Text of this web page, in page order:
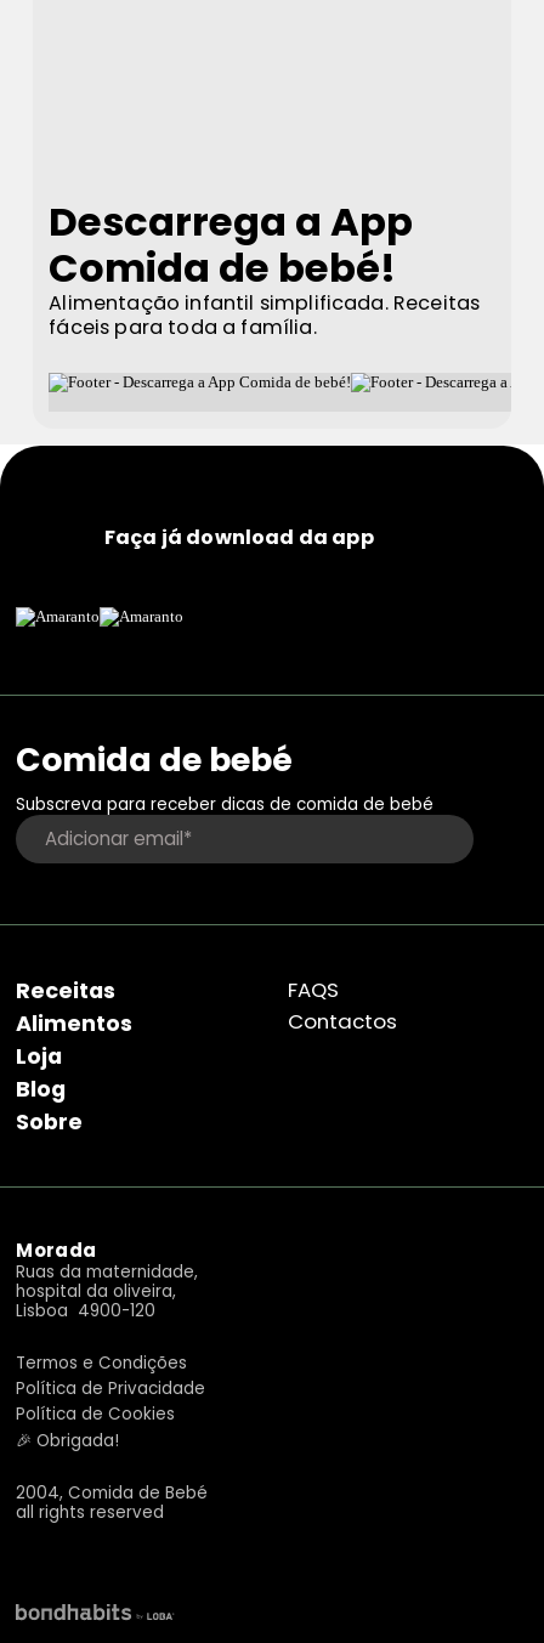
Descarrega a App
Comida de bebé!
Alimentação infantil simplificada. Receitas
fáceis para toda a família.
Comida de bebé
Subscreva para receber dicas de comida de bebé
Receitas
Alimentos
Loja
Blog
Sobre
FAQS
Contactos
Faça já download da app
Morada
Ruas da maternidade,
hospital da oliveira,
Lisboa 4900-120
Termos e Condições
Política de Privacidade
Política de Cookies
🎉 Obrigada!
2004, Comida de Bebé
all rights reserved